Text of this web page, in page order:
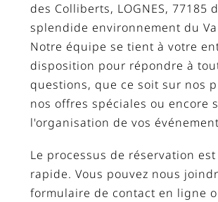
des Colliberts, LOGNES, 77185
splendide environnement du
Notre équipe se tient à votre
disposition pour répondre à
questions, que ce soit sur nos
nos offres spéciales ou encore
l'organisation de vos
Le processus de réservation
rapide. Vous pouvez nous
formulaire de contact en ligne